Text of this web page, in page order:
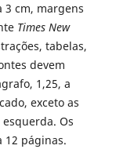
3 cm, margens
Times New
tabelas,
devem
1,25, a
exceto as
Os
12 páginas.